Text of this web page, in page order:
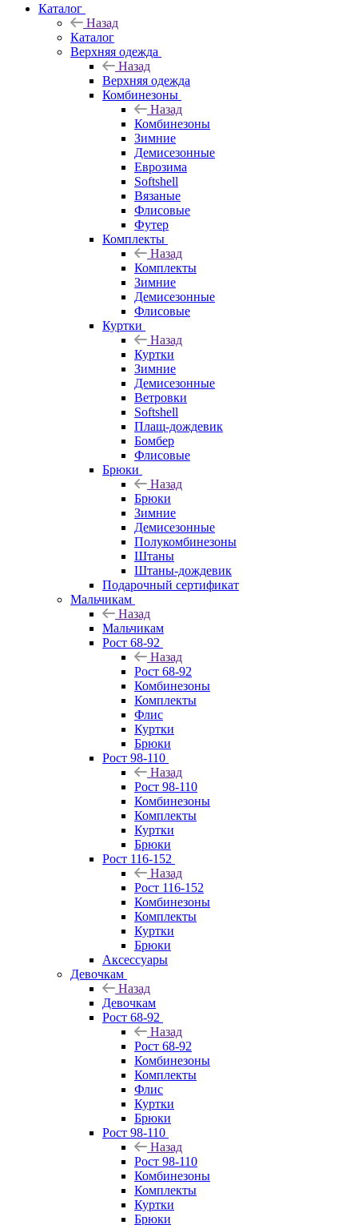
Каталог
Назад
Каталог
Верхняя одежда
Назад
Верхняя одежда
Комбинезоны
Назад
Комбинезоны
Зимние
Демисезонные
Еврозима
Softshell
Вязаные
Флисовые
Футер
Комплекты
Назад
Комплекты
Зимние
Демисезонные
Флисовые
Куртки
Назад
Куртки
Зимние
Демисезонные
Ветровки
Softshell
Плащ-дождевик
Бомбер
Флисовые
Брюки
Назад
Брюки
Зимние
Демисезонные
Полукомбинезоны
Штаны
Штаны-дождевик
Подарочный сертификат
Мальчикам
Назад
Мальчикам
Рост 68-92
Назад
Рост 68-92
Комбинезоны
Комплекты
Флис
Куртки
Брюки
Рост 98-110
Назад
Рост 98-110
Комбинезоны
Комплекты
Куртки
Брюки
Рост 116-152
Назад
Рост 116-152
Комбинезоны
Комплекты
Куртки
Брюки
Аксессуары
Девочкам
Назад
Девочкам
Рост 68-92
Назад
Рост 68-92
Комбинезоны
Комплекты
Флис
Куртки
Брюки
Рост 98-110
Назад
Рост 98-110
Комбинезоны
Комплекты
Куртки
Брюки